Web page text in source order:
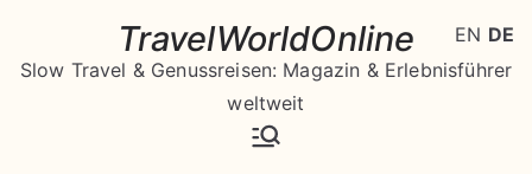
springen
TravelWorldOnline
Slow Travel & Genussreisen: Magazin & Erlebnisführer
weltweit
EN DE